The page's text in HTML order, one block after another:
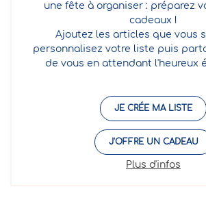
une fête à organiser : préparez
cadeaux !
Ajoutez les articles que vous
personnalisez votre liste puis
de vous en attendant l'heureux
JE CRÉE MA LISTE
J'OFFRE UN CADEAU
Plus d'infos